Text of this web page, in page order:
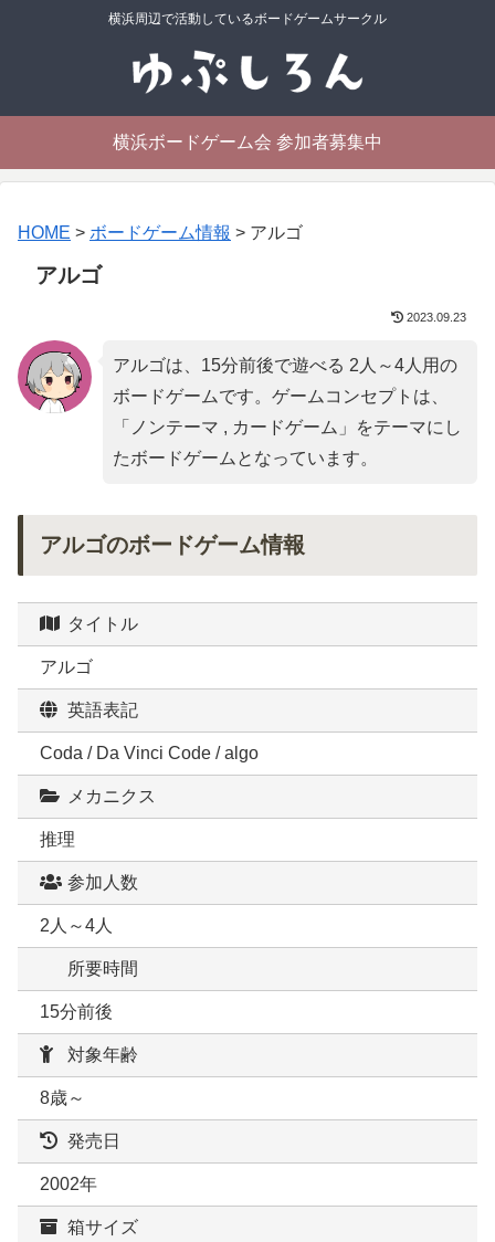
横浜周辺で活動しているボードゲームサークル
横浜ボードゲーム会 参加者募集中
HOME > ボードゲーム情報 > アルゴ
アルゴ
2023.09.23
アルゴは、15分前後で遊べる 2人～4人用の
ボードゲームです。ゲームコンセプトは、
「 ノンテーマ , カードゲーム 」をテーマにし
たボードゲームとなっています。
アルゴのボードゲーム情報
タイトル
アルゴ
英語表記
Coda / Da Vinci Code / algo
メカニクス
推理
参加人数
2人～4人
所要時間
15分前後
対象年齢
8歳～
発売日
2002年
箱サイズ